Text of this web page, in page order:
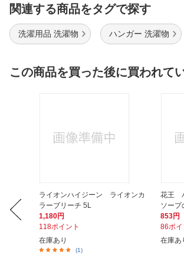
関連する商品をタグで探す
洗濯用品 洗濯物 ハンガー 洗濯物
この商品を買った後に買われて
ライオンハイジーン ライオンカ
ラーブリーチ 5L
1,180円
118ポイント
在庫あり
(1)
花王
ソープ
853円
86ポイ
在庫あ